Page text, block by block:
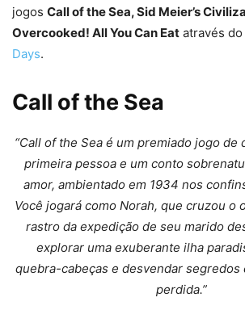
jogos Call of the Sea, Sid Meier’s
Overcooked! All You Can Eat através
Days.
Call of the Sea
“Call of the Sea é um premiado jogo de
primeira pessoa e um conto
amor, ambientado em 1934 nos
Você jogará como Norah, que cruzou o
rastro da expedição de seu marido
explorar uma exuberante ilha
quebra-cabeças e desvendar segredos
perdida.”